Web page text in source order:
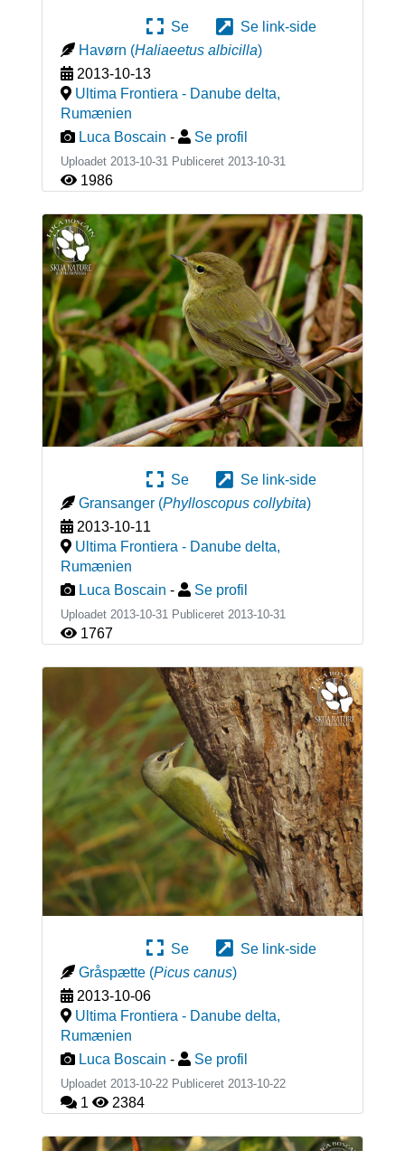
Se
Se link-side
Havørn (Haliaeetus albicilla)
2013-10-13
Ultima Frontiera - Danube delta,
Rumænien
Luca Boscain - Se profil
Uploadet 2013-10-31 Publiceret 2013-10-31
1986
Se
Se link-side
Gransanger (Phylloscopus collybita)
2013-10-11
Ultima Frontiera - Danube delta,
Rumænien
Luca Boscain - Se profil
Uploadet 2013-10-31 Publiceret 2013-10-31
1767
Se
Se link-side
Gråspætte (Picus canus)
2013-10-06
Ultima Frontiera - Danube delta,
Rumænien
Luca Boscain - Se profil
Uploadet 2013-10-22 Publiceret 2013-10-22
1 2384